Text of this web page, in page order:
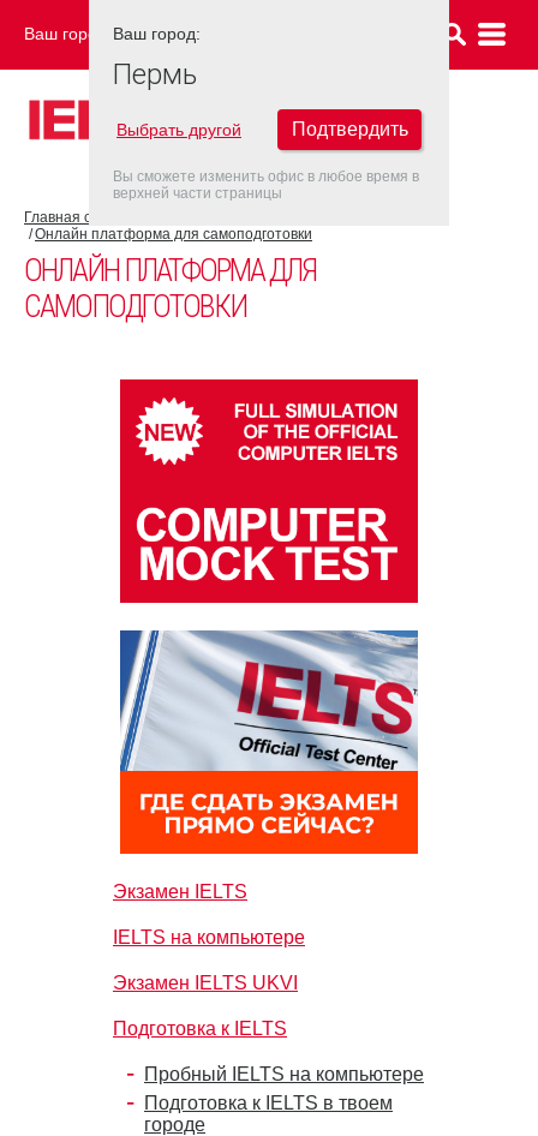
Ваш город: ПЕРМЬ
Главная страница
Онлайн платформа для самоподготовки
ОНЛАЙН ПЛАТФОРМА ДЛЯ
САМОПОДГОТОВКИ
Экзамен IELTS
IELTS на компьютере
Экзамен IELTS UKVI
Подготовка к IELTS
Пробный IELTS на компьютере
Подготовка к IELTS в твоем
городе
Ваш город:
Пермь
Выбрать другой Подтвердить
Вы сможете изменить офис в любое время в
верхней части страницы